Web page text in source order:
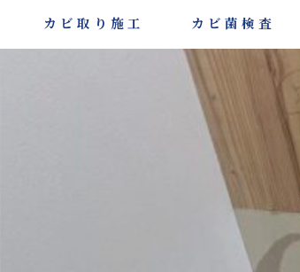
カビ取り施工 カビ菌検査